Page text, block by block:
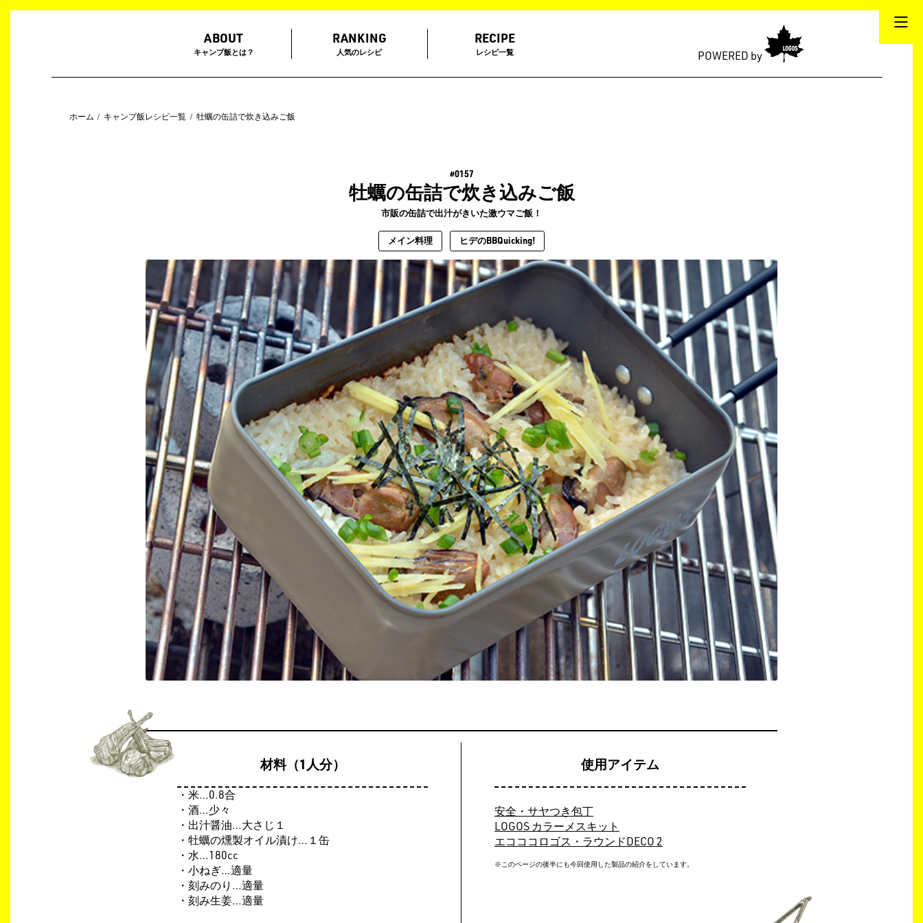
ABOUT
キャンプ飯とは？
RANKING
人気のレシピ
RECIPE
レシピ一覧 POWERED by
ホーム キャンプ飯レシピ一覧 牡蠣の缶詰で炊き込みご飯
#0157
牡蠣の缶詰で炊き込みご飯
市販の缶詰で出汁がきいた激ウマご飯！
メイン料理 ヒデのBBQuicking!
材料（1人分）
・米…0.8合
・酒…少々
・出汁醤油…大さじ１
・牡蠣の燻製オイル漬け…１缶
・水…180cc
・小ねぎ…適量
・刻みのり…適量
・刻み生姜…適量
使用アイテム
安全・サヤつき包丁
LOGOS カラーメスキット
エコココロゴス・ラウンドDECO 2
※このページの後半にも今回使用した製品の紹介をしています。